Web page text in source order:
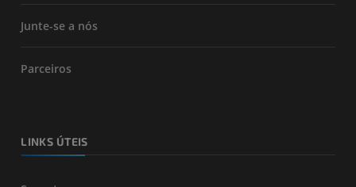
Junte-se a nós
Parceiros
LINKS ÚTEIS